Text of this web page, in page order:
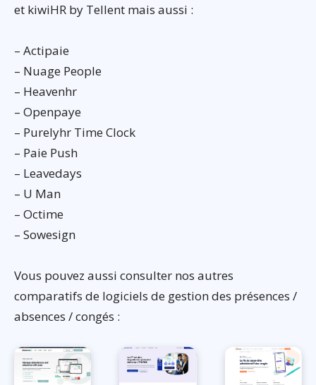
et kiwiHR by Tellent mais aussi :
– Actipaie
– Nuage People
– Heavenhr
– Openpaye
– Purelyhr Time Clock
– Paie Push
– Leavedays
– U Man
– Octime
– Sowesign
Vous pouvez aussi consulter nos autres
comparatifs de logiciels de gestion des présences /
absences / congés :